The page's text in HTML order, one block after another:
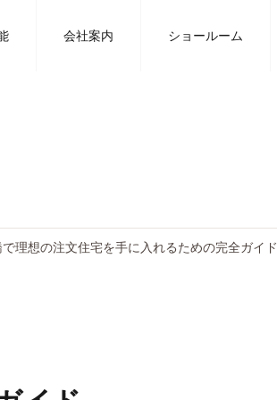
会社案内 ショールーム
理想の注文住宅を手に入れるための完全ガイド